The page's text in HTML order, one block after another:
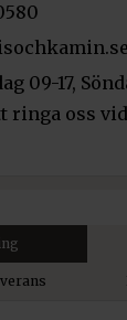
09-17,
ringa oss